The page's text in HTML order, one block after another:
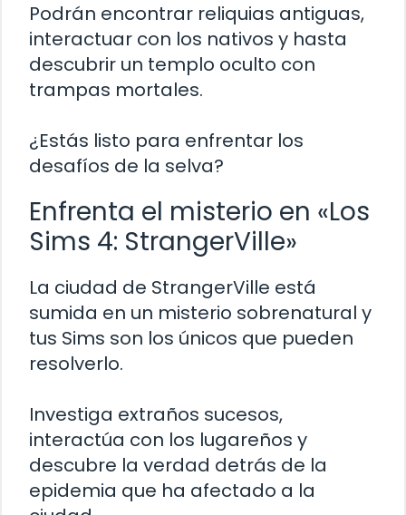
Podrán encontrar reliquias antiguas,
interactuar con los nativos y hasta
descubrir un templo oculto con
trampas mortales.
¿Estás listo para enfrentar los
desafíos de la selva?
Enfrenta el misterio en «Los
Sims 4: StrangerVille»
La ciudad de StrangerVille está
sumida en un misterio sobrenatural y
tus Sims son los únicos que pueden
resolverlo.
Investiga extraños sucesos,
interactúa con los lugareños y
descubre la verdad detrás de la
epidemia que ha afectado a la